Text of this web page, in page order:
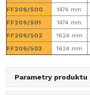
FF209/500
1474 mm
FF209/501
1474 mm
FF209/502
1624 mm
FF209/503
1624 mm
Parametry produktu